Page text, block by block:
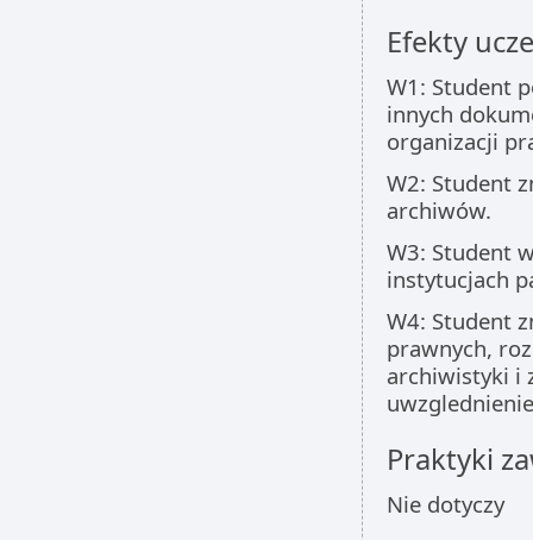
Efekty
W1: Student
innych
organizacji
W2: Student
archiwów.
W3: Student
instytucjach
W4: Student
prawnych,
archiwistyki i
Praktyki
Nie dotyczy